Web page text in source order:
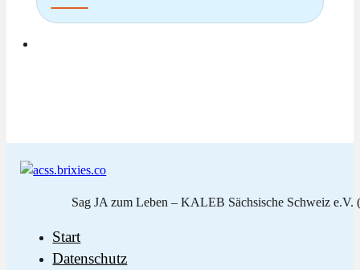
Sag JA zum Leben – KALEB Sächsische Schweiz e.V.
Start
Datenschutz